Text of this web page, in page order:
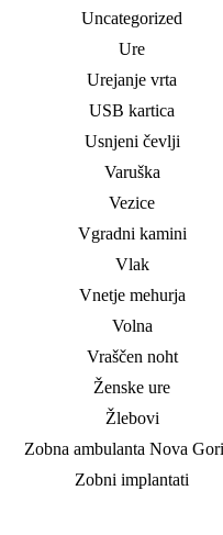
Uncategorized
Ure
Urejanje vrta
USB kartica
Usnjeni čevlji
Varuška
Vezice
Vgradni kamini
Vlak
Vnetje mehurja
Volna
Vraščen noht
Ženske ure
Žlebovi
Zobna ambulanta Nova
Zobni implantati